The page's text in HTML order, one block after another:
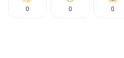
0 0 0